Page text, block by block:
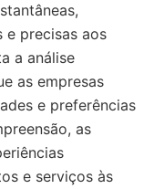
e precisas aos
a análise
as empresas
e preferências
as
e serviços às